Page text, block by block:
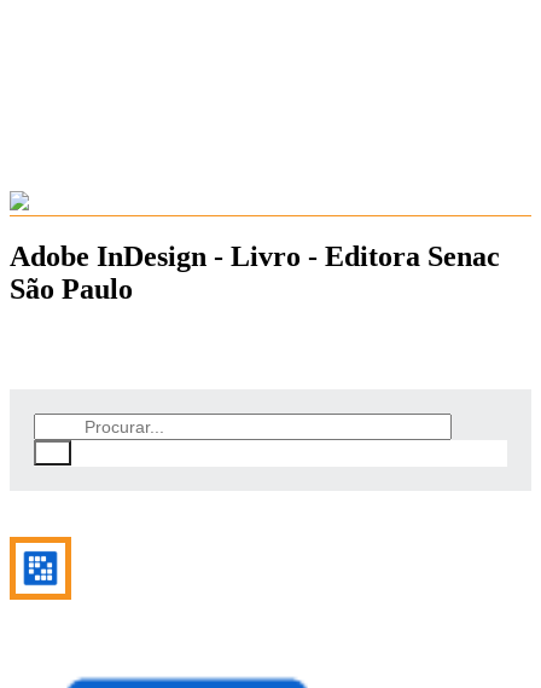
Adobe InDesign - Livro - Editora Senac
São Paulo